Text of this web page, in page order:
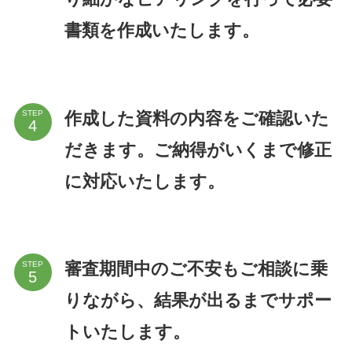
書類を作成いたします。
STEP
作成した資料の内容をご確認いた
だきます。ご納得がいくまで修正
に対応いたします。
STEP
審査期間中のご不安もご相談に乗
りながら、結果が出るまでサポー
トいたします。